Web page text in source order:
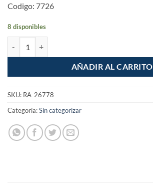
Codigo: 7726
8 disponibles
AÑADIR AL CARRITO
SKU: RA-26778
Categoría:Sin categorizar